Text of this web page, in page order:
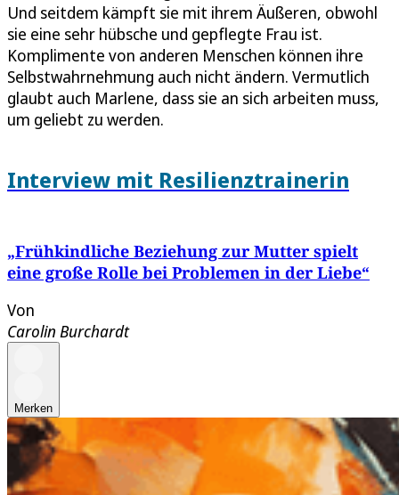
Und seitdem kämpft sie mit ihrem Äußeren, obwohl
sie eine sehr hübsche und gepflegte Frau ist.
Komplimente von anderen Menschen können ihre
Selbstwahrnehmung auch nicht ändern. Vermutlich
glaubt auch Marlene, dass sie an sich arbeiten muss,
um geliebt zu werden.
Interview mit Resilienztrainerin
„Frühkindliche Beziehung zur Mutter spielt
eine große Rolle bei Problemen in der Liebe“
Von
Carolin Burchardt
Merken